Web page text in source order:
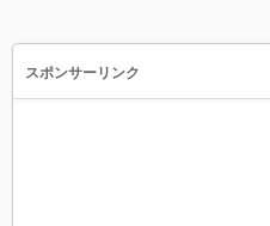
スポンサーリンク